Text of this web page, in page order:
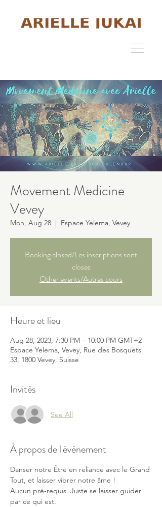
Movement Medicine
Vevey
Mon, Aug 28
  |
Espace Yelema, Vevey
Booking closed/Les inscriptions sont
closes
Other events/Autres cours
Heure et lieu
Aug 28, 2023, 7:30 PM – 10:00 PM GMT+2
Espace Yelema, Vevey, Rue des Bosquets
33, 1800 Vevey, Suisse
Invités
See All
À propos de l'événement
Danser notre Être en reliance avec le Grand
Tout, et laisser vibrer notre âme !
Aucun pré-requis. Juste se laisser guider
par ce qui est.